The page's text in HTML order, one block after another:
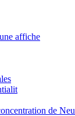
affiche
de